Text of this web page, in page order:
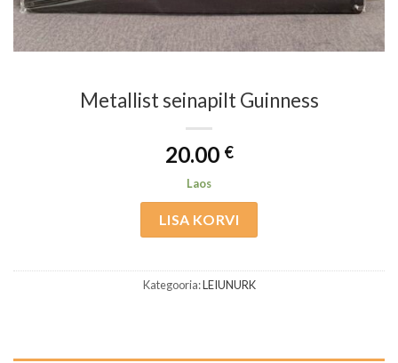
Metallist seinapilt Guinness
20.00 €
Laos
LISA KORVI
Kategooria:LEIUNURK